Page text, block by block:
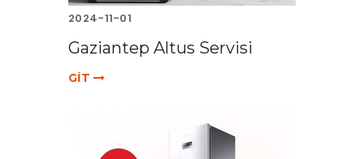
2024-11-01
Gaziantep Altus Servisi
GİT